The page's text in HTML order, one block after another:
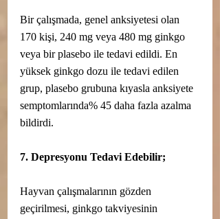
Bir çalışmada, genel anksiyetesi olan
170 kişi, 240 mg veya 480 mg ginkgo
veya bir plasebo ile tedavi edildi. En
yüksek ginkgo dozu ile tedavi edilen
grup, plasebo grubuna kıyasla anksiyete
semptomlarında% 45 daha fazla azalma
bildirdi.
7. Depresyonu Tedavi Edebilir;
Hayvan çalışmalarının gözden
geçirilmesi, ginkgo takviyesinin